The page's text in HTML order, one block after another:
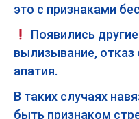
это с признаками
Появились
вылизывание, отказ
апатия.
В таких случаях
быть признаком